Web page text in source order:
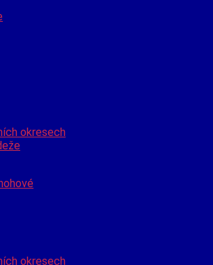
okresech
okresech